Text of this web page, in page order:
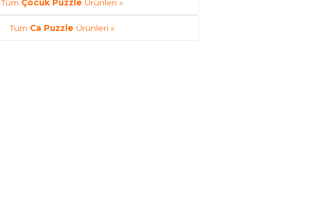
Tüm Çocuk Puzzle Ürünleri »
Tüm Ca Puzzle Ürünleri »